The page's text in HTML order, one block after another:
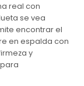
real con
se vea
encontrar el
en espalda con
y